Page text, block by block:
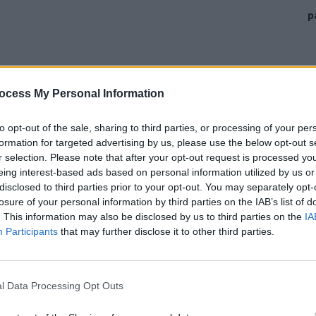
My Personal Information
opt-out of the sale, sharing to third parties, or processing of your
for targeted advertising by us, please use the below opt-out
selection. Please note that after your opt-out request is processed
interest-based ads based on personal information utilized by us
to third parties prior to your opt-out. You may separately
of your personal information by third parties on the IAB’s list of
This information may also be disclosed by us to third parties on the
Participants that may further disclose it to other third parties.
Data Processing Opt Outs
va intra în “parohia” PLUS, Traian
și își lua la revedere.
domnul Traian Berbeceanu și-a luat
Eu știu că e un om care nu fuge la
să plece“